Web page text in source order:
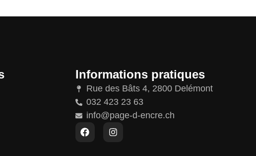
Informations pratiques
Rue des Bâts 4, 2800 Delémont
032 423 23 63
info@page-d-encre.ch